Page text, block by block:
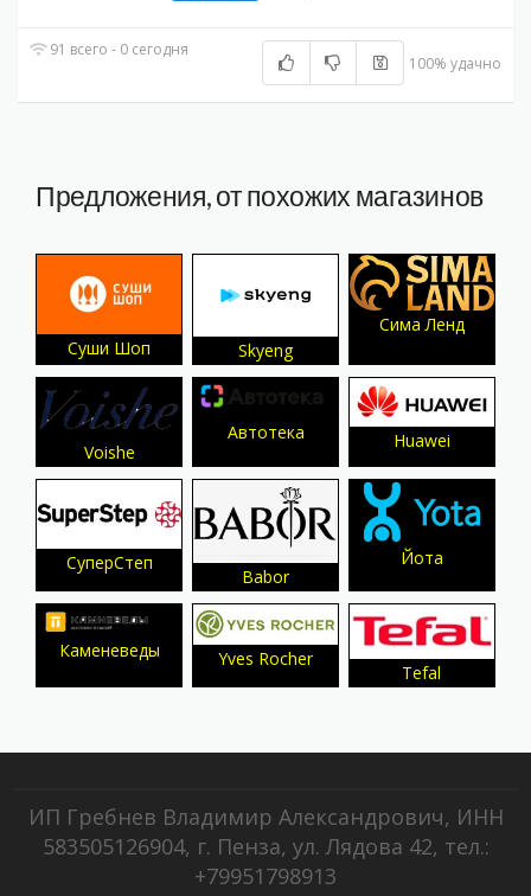
91 всего - 0 сегодня
100% удачно
Предложения, от похожих магазинов
Суши Шоп Skyeng
Сима Ленд
Voishe
Автотека Huawei
СуперСтеп
Babor
Йота
Каменеведы Yves Rocher
Tefal
ИП Гребнев Владимир Александрович, ИНН
583505126904, г. Пенза, ул. Лядова 42, тел.:
+79951798913